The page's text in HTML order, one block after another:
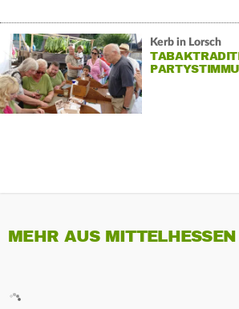
Kerb in Lorsch
MEHR AUS MITTELHESSEN